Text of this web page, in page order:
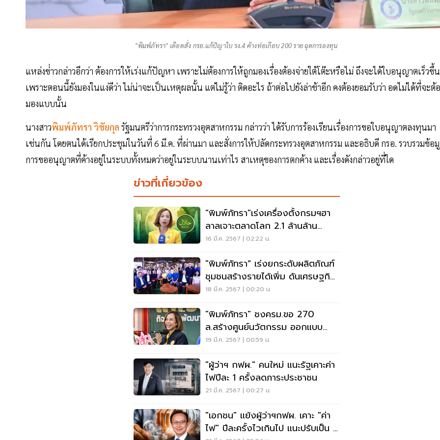
"พิมพ์ภัทรา" เดือดสั่ง กรอ.แก้ปัญาใบ รง.4 ค้างท่อเกือบ 200 ราย ฉุดการลงทุน
แหล่งข่่าวกล่าวอีกว่า ต้องการให้เร่งแก้ปัญหา เพราะไม่ต้องการให้ถูกมองเรื่องต้องจ่ายใต้โต๊ะหรือไม่ ถึงจะได้ใบอนุญาตเร็วขึ้น
เพราะตอนนี้ยังมองในแง่ดีว่า ไม่น่าจะเป็นเหตุผลนั้น แต่ไม่รู้ว่า ติดอะไร ถ้าต่อไปยังล่าช้าอีก คงต้องยอมรับว่า อดไม่ได้ที่จะต้
มองแบบนั้น
นางสาวพิมพ์ภัทรา วิชัยกุล รัฐมนตรีว่าการกระทรวงอุตสาหกรรม กล่าวว่า ได้รับการร้องเรียนเรื่องการขอใบอนุญาตลงทุนมา
เช่นกัน โดยตนได้เรียกประชุมในวันที่ 6 มี.ค. ที่ผ่านมา และสั่งการให้ปลัดกระทรวงอุตสาหกรรม และอธิบดี กรอ. รวบรวมข้อ
การขออนุญาตที่ค้างอยู่ในระบบทั้งหมดว่าอยู่ในระบบนานเท่าไร สาเหตุของการตกค้าง และเรื่องดังกล่าวอยู่ที่ใด
ข่าวที่เกี่ยวข้อง
"พิมพ์ภัทรา"เร่งเครื่องตั้งกรมฯฮา
ลาลเจาะตลาดโลก 2.1 ล้านล้าน
ดอลลาร์
16 มี.ค. 2567 | 02:22 น.
"พิมพ์ภัทรา” เร่งยกระดับผลิตภัณฑ์
ชุมชนสร้างรายได้เพิ่ม ดันเศรษฐกิจ
ไทย
18 มี.ค. 2567 | 00:20 น.
"พิมพ์ภัทรา" ชงครม.ขอ 270
ล.สร้างศูนย์นวัตกรรม ออกแบบ
เฟอร์นิเจอร์ไม้สักไทย
19 มี.ค. 2567 | 00:59 น.
"ผู้ว่าฯ กฟผ." คนใหม่ แนะรัฐเคาะค่า
ไฟปีละ 1 ครั้งลดภาระประชาชน
21 มี.ค. 2567 | 00:27 น.
"เอกชน" แย้งผู้ว่าฯกฟผ. เคาะ "ค่า
ไฟ" ปีละครั้งไวเกินไป แนะปรับเป็น 2